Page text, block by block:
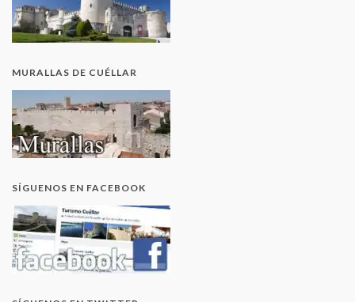
MURALLAS DE CUÉLLAR
SÍGUENOS EN FACEBOOK